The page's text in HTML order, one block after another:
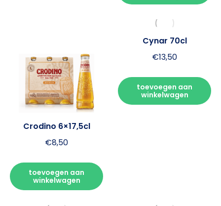
Crodino 6×17,5cl
€8,50
toevoegen aan
winkelwagen
Cynar 70cl
€13,50
toevoegen aan
winkelwagen